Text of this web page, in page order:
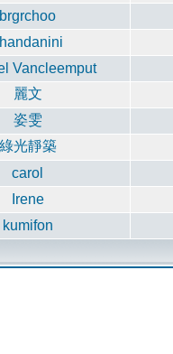
brgrchoo
Vancleemput
麗文
姿雯
綠光靜築
carol
Irene
kumifon